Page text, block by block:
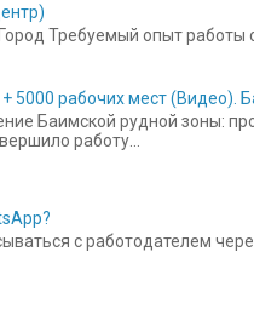
Требуемый опыт работы
+ 5000 рабочих мест (Видео).
Баимской рудной зоны:
работу...
с работодателем